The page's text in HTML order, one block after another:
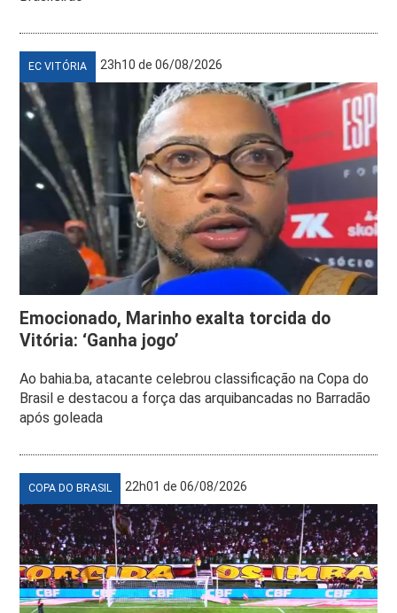
EC VITÓRIA 23h10 de 06/08/2026
Emocionado, Marinho exalta torcida do
Vitória: ‘Ganha jogo’
Ao bahia.ba, atacante celebrou classificação na Copa do
Brasil e destacou a força das arquibancadas no Barradão
após goleada
COPA DO BRASIL 22h01 de 06/08/2026